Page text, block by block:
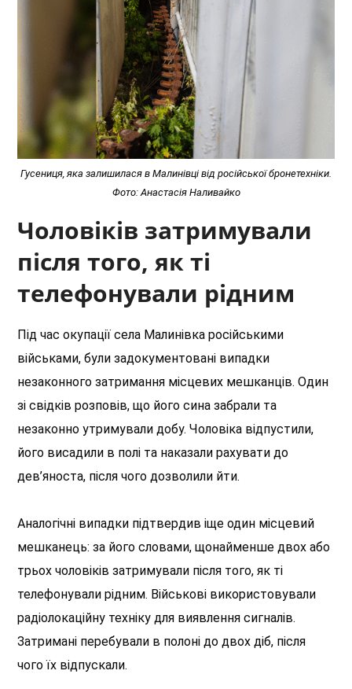
Гусениця, яка залишилася в Малинівці від російської бронетехніки.
Фото: Анастасія Наливайко
Чоловіків затримували
після того, як ті
телефонували рідним
Під час окупації села Малинівка російськими
військами, були задокументовані випадки
незаконного затримання місцевих мешканців. Один
зі свідків розповів, що його сина забрали та
незаконно утримували добу. Чоловіка відпустили,
його висадили в полі та наказали рахувати до
дев’яноста, після чого дозволили йти.
Аналогічні випадки підтвердив іще один місцевий
мешканець: за його словами, щонайменше двох або
трьох чоловіків затримували після того, як ті
телефонували рідним. Військові використовували
радіолокаційну техніку для виявлення сигналів.
Затримані перебували в полоні до двох діб, після
чого їх відпускали.